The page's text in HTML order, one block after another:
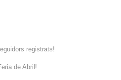
registrats!
de Abril!